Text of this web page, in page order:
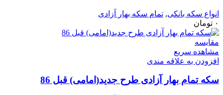
انواع سکه بانکی, تمام سکه بهار آزادی
۰ تومان
مقایسه
مشاهده سریع
افزودن به علاقه مندی
سکه تمام بهار آزادی طرح جدید(امامی) قبل 86